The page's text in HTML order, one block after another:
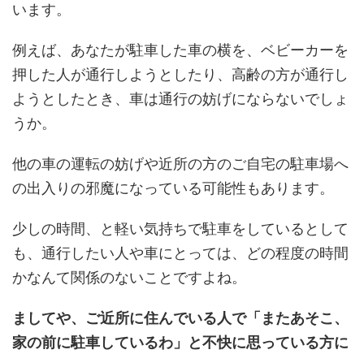
います。
例えば、あなたが駐車した車の横を、ベビーカーを
押した人が通行しようとしたり、高齢の方が通行し
ようとしたとき、車は通行の妨げにならないでしょ
うか。
他の車の運転の妨げや近所の方のご自宅の駐車場へ
の出入りの邪魔になっている可能性もあります。
少しの時間、と軽い気持ちで駐車をしているとして
も、通行したい人や車にとっては、どの程度の時間
かなんて関係のないことですよね。
ましてや、ご近所に住んでいる人で「またあそこ、
家の前に駐車しているわ」と不快に思っている方に